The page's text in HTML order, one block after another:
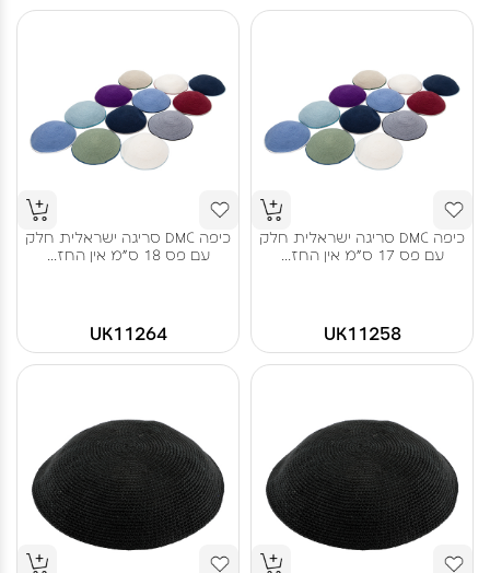
כיפה DMC סריגה ישראלית חלק
עם פס 17 ס"מ אין החז...
UK11258
כיפה DMC סריגה ישראלית חלק
עם פס 18 ס"מ אין החז...
UK11264